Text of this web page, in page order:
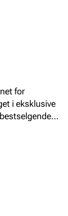
for
i eksklusive
tidstiktige
brunt skinn.